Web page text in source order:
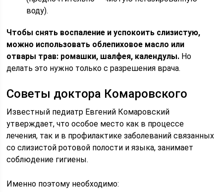
воду).
Чтобы снять воспаление и успокоить слизистую,
можно использовать облепиховое масло или
отвары трав: ромашки, шалфея, календулы. Но
делать это нужно только с разрешения врача.
Советы доктора Комаровского
Известный педиатр Евгений Комаровский
утверждает, что особое место как в процессе
лечения, так и в профилактике заболеваний связанных
со слизистой ротовой полости и языка, занимает
соблюдение гигиены.
Именно поэтому необходимо: